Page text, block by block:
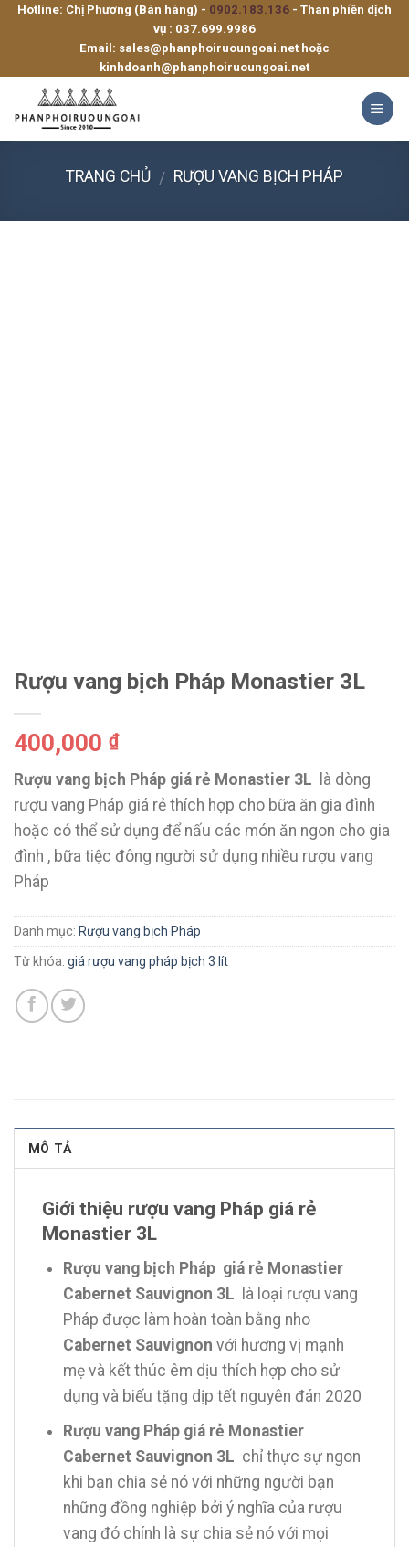
SkipHotline: Chị Phương (Bán hàng) - 0902.183.136 - Than phiền dịch
vụ : 037.699.9986
Email: sales@phanphoiruoungoai.net hoặc
kinhdoanh@phanphoiruoungoai.net
TRANG CHỦ / RƯỢU VANG BỊCH PHÁP
Rượu vang bịch Pháp Monastier 3L
400,000 ₫
Rượu vang bịch Pháp giá rẻ Monastier 3L là dòng
rượu vang Pháp giá rẻ thích hợp cho bữa ăn gia đình
hoặc có thể sử dụng để nấu các món ăn ngon cho gia
đình , bữa tiệc đông người sử dụng nhiều rượu vang
Pháp
Danh mục: Rượu vang bịch Pháp
Từ khóa: giá rượu vang pháp bịch 3 lít
MÔ TẢ
Giới thiệu rượu vang Pháp giá rẻ
Monastier 3L
Rượu vang bịch Pháp giá rẻ Monastier
Cabernet Sauvignon 3L
là loại rượu vang
Pháp được làm hoàn toàn bằng nho
Cabernet Sauvignon với hương vị mạnh
mẹ và kết thúc êm dịu thích hợp cho sử
dụng và biếu tặng dịp tết nguyên đán 2020
Rượu vang Pháp giá rẻ Monastier
Cabernet Sauvignon 3L chỉ thực sự ngon
khi bạn chia sẻ nó với những người bạn
những đồng nghiệp bởi ý nghĩa của rượu
vang đó chính là sự chia sẻ nó với mọi